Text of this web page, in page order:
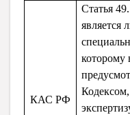
КАС РФ
Статья
является
которому